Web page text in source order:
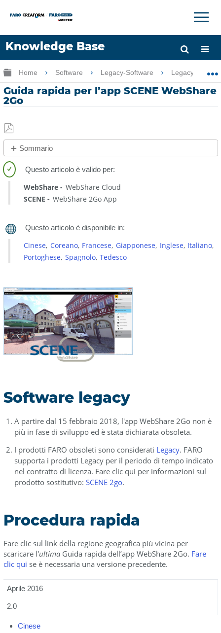
Knowledge Base
Lingua
Chiedere aiuto Accesso
×
Ingrandisci/riduci gerarchia globale
Home Software Legacy-Software Legacy-
Guida rapida per l’app SCENE WebShare
2Go
Salva
come
PDF
Sommario
legacy
Procedura
rapida
precedenti
WebShare WebShare Cloud
SCENE WebShare 2Go App
Cinese Coreano Francese Giapponese Inglese Italiano
Portoghese Spagnolo Tedesco
Software legacy
A partire dal 15 febbraio 2018, l'app WebShare 2Go non è
più in fase di sviluppo ed è stata dichiarata obsoleta.
I prodotti FARO obsoleti sono considerati Legacy. FARO
supporta i prodotti Legacy per il periodo di tempo indicato
nel contratto di licenza. Fare clic qui per informazioni sul
prodotto sostitutivo: SCENE 2go.
Procedura rapida
Fare clic sul link della regione geografica più vicina per
scaricare l'ultima Guida rapida dell’app WebShare 2Go. Fare
clic qui se è necessaria una versione precedente.
Aprile 2016
2.0
Cinese